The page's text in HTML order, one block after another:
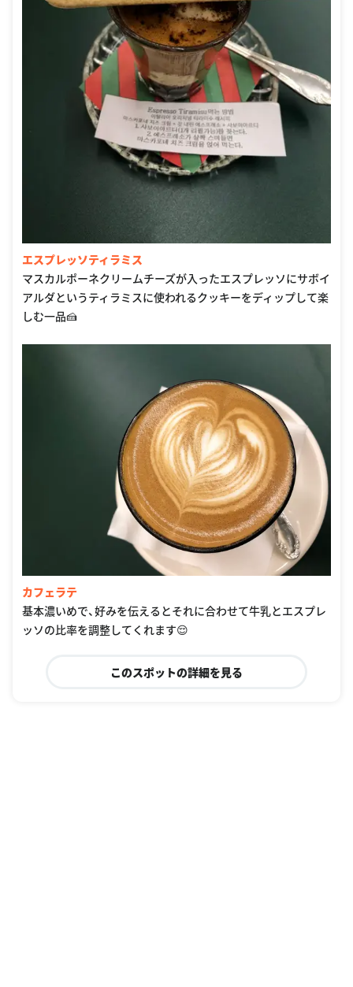
エスプレッソティラミス
マスカルポーネクリームチーズが入ったエスプレッソにサボイ
アルダというティラミスに使われるクッキーをディップして楽
しむ一品🍰
カフェラテ
基本濃いめで、好みを伝えるとそれに合わせて牛乳とエスプレ
ッソの比率を調整してくれます😌
このスポットの詳細を見る